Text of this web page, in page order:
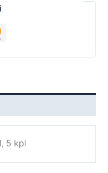
5 kpl